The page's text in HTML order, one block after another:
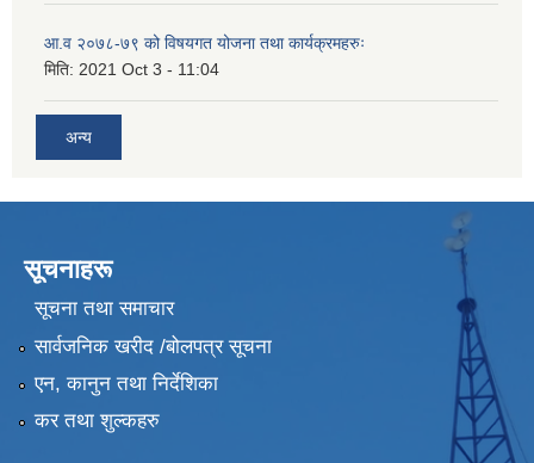
आ.व २०७८-७९ को विषयगत योजना तथा कार्यक्रमहरुः
मिति: 2021 Oct 3 - 11:04
अन्य
सूचनाहरू
सूचना तथा समाचार
सार्वजनिक खरीद /बोलपत्र सूचना
एन, कानुन तथा निर्देशिका
कर तथा शुल्कहरु